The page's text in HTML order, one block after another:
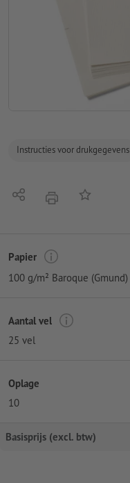
Instructies voor drukgegevens
Delen afdrukkenOp de lijst
Papier
100 g/m² Baroque (Gmund)
Aantal vel
25 vel
Oplage
10
Basisprijs (excl. btw)